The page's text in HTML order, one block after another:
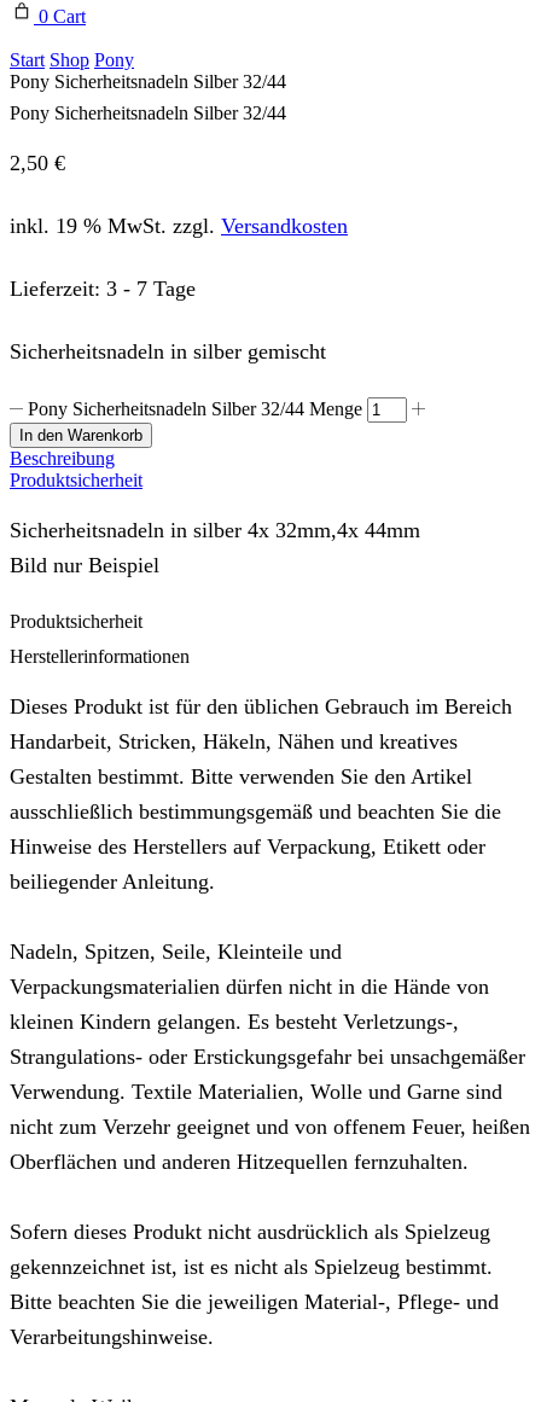
0 Cart
Start Shop Pony
Pony Sicherheitsnadeln Silber 32/44
Pony Sicherheitsnadeln Silber 32/44
2,50 €
inkl. 19 % MwSt. zzgl. Versandkosten
Lieferzeit: 3 - 7 Tage
Sicherheitsnadeln in silber gemischt
Pony Sicherheitsnadeln Silber 32/44 Menge
In den Warenkorb
Beschreibung
Produktsicherheit
Sicherheitsnadeln in silber 4x 32mm,4x 44mm
Bild nur Beispiel
Produktsicherheit
Herstellerinformationen
Dieses Produkt ist für den üblichen Gebrauch im Bereich
Handarbeit, Stricken, Häkeln, Nähen und kreatives
Gestalten bestimmt. Bitte verwenden Sie den Artikel
ausschließlich bestimmungsgemäß und beachten Sie die
Hinweise des Herstellers auf Verpackung, Etikett oder
beiliegender Anleitung.
Nadeln, Spitzen, Seile, Kleinteile und
Verpackungsmaterialien dürfen nicht in die Hände von
kleinen Kindern gelangen. Es besteht Verletzungs-,
Strangulations- oder Erstickungsgefahr bei unsachgemäßer
Verwendung. Textile Materialien, Wolle und Garne sind
nicht zum Verzehr geeignet und von offenem Feuer, heißen
Oberflächen und anderen Hitzequellen fernzuhalten.
Sofern dieses Produkt nicht ausdrücklich als Spielzeug
gekennzeichnet ist, ist es nicht als Spielzeug bestimmt.
Bitte beachten Sie die jeweiligen Material-, Pflege- und
Verarbeitungshinweise.